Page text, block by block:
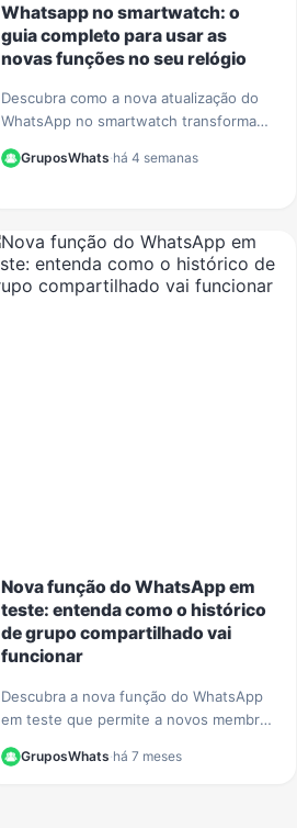
Whatsapp no smartwatch: o
guia completo para usar as
novas funções no seu relógio
Descubra como a nova atualização do
WhatsApp no smartwatch transforma
seu relógio! Nosso guia completo
mostra como iniciar conversas e
GruposWhats·há 4 semanas
Nova função do WhatsApp em
teste: entenda como o histórico
de grupo compartilhado vai
funcionar
Descubra a nova função do WhatsApp
em teste que permite a novos membros
Saiba o impacto na privacidade e como
GruposWhats·há 7 meses